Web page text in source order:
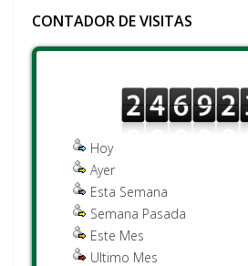
CONTADOR DE VISITAS
Hoy
Ayer
Esta Semana
Semana Pasada
Este Mes
Ultimo Mes